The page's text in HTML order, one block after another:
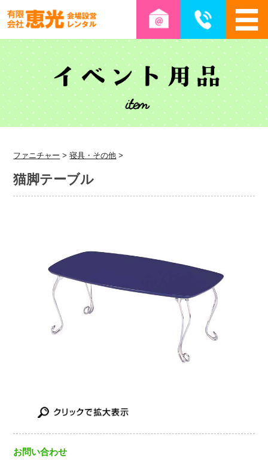
ファニチャー >寝具・その他 >
猫脚テーブル
お問い合わせ